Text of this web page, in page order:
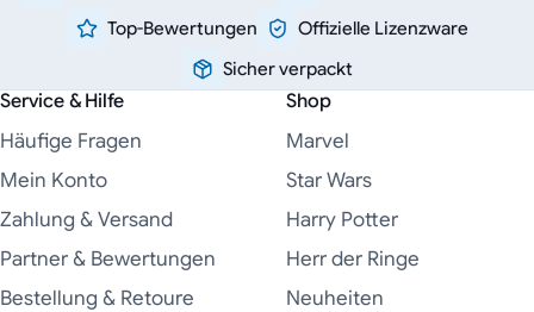
Top-Bewertungen
Offizielle Lizenzware
Sicher verpackt
Service & Hilfe
Häufige Fragen
Mein Konto
Zahlung & Versand
Partner & Bewertungen
Bestellung & Retoure
Shop
Marvel
Star Wars
Harry Potter
Herr der Ringe
Neuheiten